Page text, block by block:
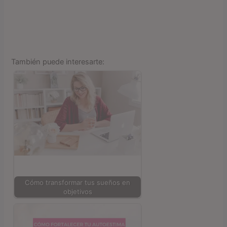
También puede interesarte:
Cómo transformar tus sueños en
objetivos